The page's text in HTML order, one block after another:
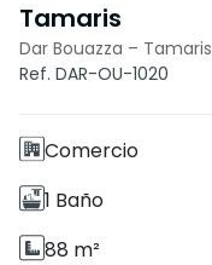
Tamaris
Dar Bouazza – Tamaris
Ref. DAR-OU-1020
Características
Comercio
1 Baño
88 m²